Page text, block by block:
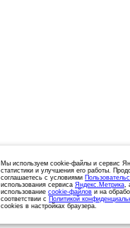
Мы используем cookie-файлы и сервис
статистики и улучшения его работы.
соглашаетесь с условиями
использования сервиса Яндекс.Метрика,
использование cookie-файлов и на
соответствии с Политикой
cookies в настройках браузера.